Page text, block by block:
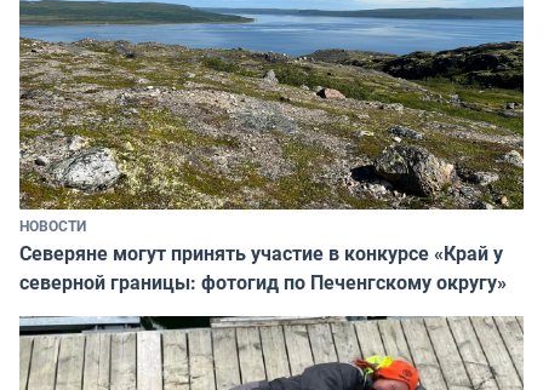
НОВОСТИ
Северяне могут принять участие в конкурсе «Край у
северной границы: фотогид по Печенгскому округу»